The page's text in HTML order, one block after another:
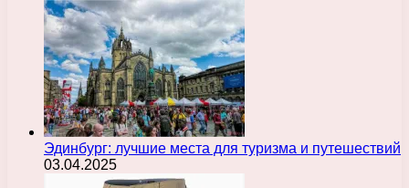
Эдинбург: лучшие места для туризма и путешествий
03.04.2025